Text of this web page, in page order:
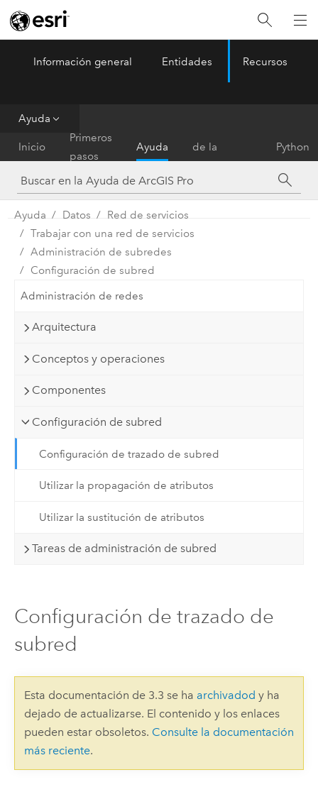
ArcGIS Pro Menu
Información general Entidades Recursos
Ayuda
Inicio
Primeros
pasos
Ayuda
de la
herramienta
Python
Ayuda Datos
Red de servicios
Trabajar con una red de servicios
Administración de subredes
Configuración de subred
Administración de redes
Arquitectura
Conceptos y operaciones
Componentes
Configuración de subred
Configuración de trazado de subred
Utilizar la propagación de atributos
Utilizar la sustitución de atributos
Tareas de administración de subred
Configuración de trazado de
subred
Esta documentación de 3.3 se ha archivadod y ha
dejado de actualizarse. El contenido y los enlaces
pueden estar obsoletos. Consulte la documentación
más reciente.